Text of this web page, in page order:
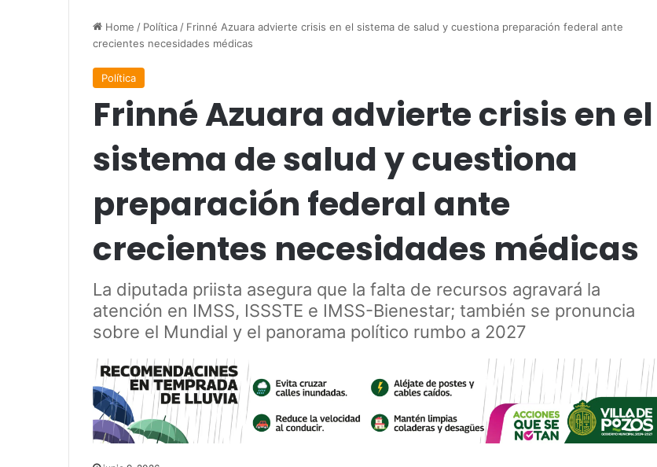
Home / Política / Frinné Azuara advierte crisis en el sistema de salud y cuestiona preparación federal ante
crecientes necesidades médicas
Política
Frinné Azuara advierte crisis en el
sistema de salud y cuestiona
preparación federal ante
crecientes necesidades médicas
La diputada priista asegura que la falta de recursos agravará la
atención en IMSS, ISSSTE e IMSS-Bienestar; también se pronuncia
sobre el Mundial y el panorama político rumbo a 2027